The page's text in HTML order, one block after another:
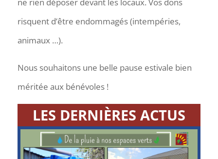
ne rien déposer devant les locaux. Vos dons
risquent d’être endommagés (intempéries,
animaux …).
Nous souhaitons une belle pause estivale bien
méritée aux bénévoles !
LES DERNIÈRES ACTUS